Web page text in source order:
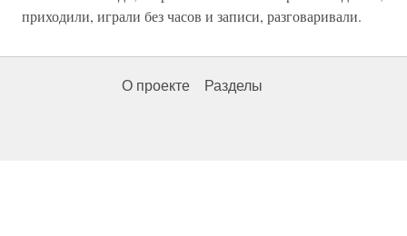
приходили, играли без часов и записи, разговаривали.
О проекте Разделы